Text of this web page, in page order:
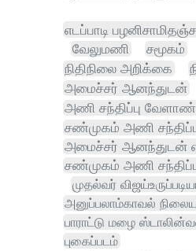
எடப்பாடி
வேலுமணி
சமூகம்
நிதிநிலை அறிக்கை
அமைச்சர் ஆனந்துடன்
அணி சந்திப்பு வேளாண்
சண்முகம் அணி
அமைச்சர் ஆனந்துடன்
சண்முகம் அணி
முதல்வர்
அனுப்பலாம்காவல்
பாராட்டு மழை
புகைப்படம்